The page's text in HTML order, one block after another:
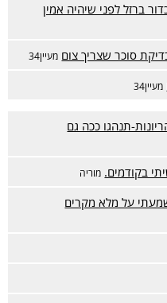
ברזל לפני שיהיה אמין
סוכר שצריך צום מעיין34
מעיין34
תנהגו ככה גם
בקודמים. מוריה
על מלא מקרים